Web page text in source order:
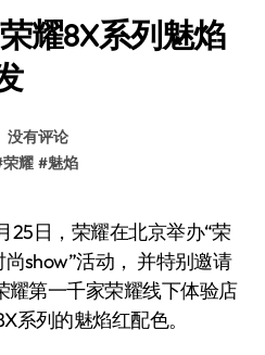
耀8X系列魅焰
没有评论
荣耀 #魅焰
show”活动， 并特别邀请
耀第一千家荣耀线下体验店
系列的魅焰红配色。